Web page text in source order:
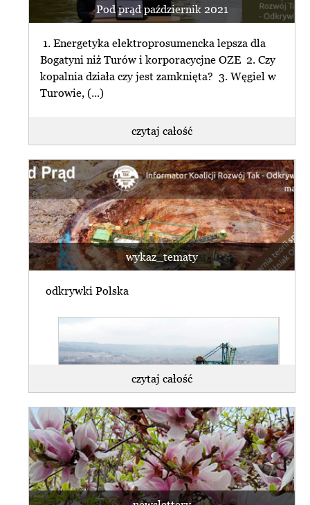
Pod prąd październik 2021
1. Energetyka elektroprosumencka lepsza dla
Bogatyni niż Turów i korporacycjne OZE 2. Czy
kopalnia działa czy jest zamknięta? 3. Węgiel w
Turowie, (...)
czytaj całość
wykaz_tematy
odkrywki Polska
kopalni Turów.
Ekolodzy: nadzieja dla regionu w
rękach rządu
czytaj całość